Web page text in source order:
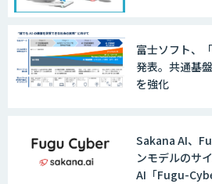
富士ソフト、
発表。共通基
を強化
Sakana AI、
ンモデルのサ
AI「Fugu-